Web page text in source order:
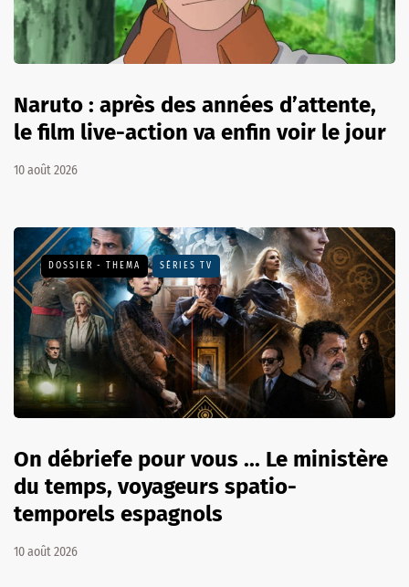
Naruto : après des années d’attente,
le film live-action va enfin voir le jour
10 août 2026
DOSSIER - THEMA SÉRIES TV
On débriefe pour vous ... Le ministère
du temps, voyageurs spatio-
temporels espagnols
10 août 2026